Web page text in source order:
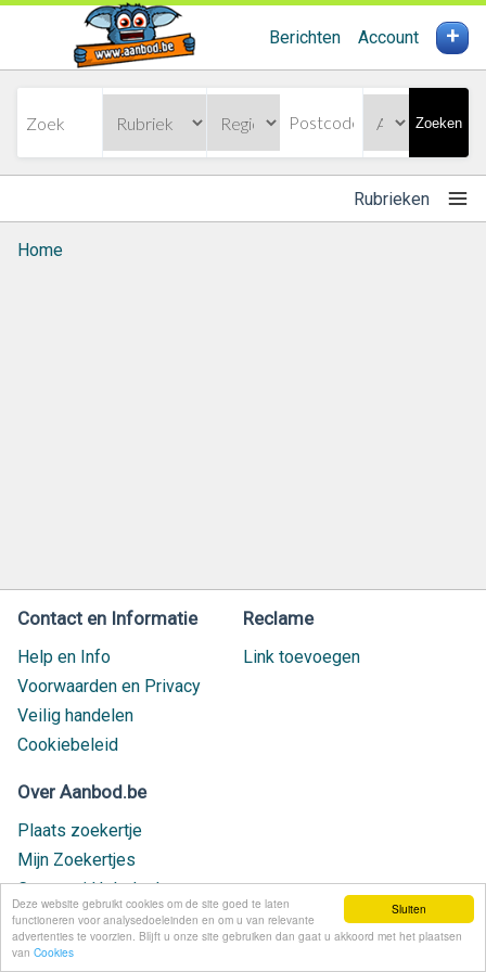
Sluiten
Deze website gebruikt cookies om de site goed te laten
functioneren voor analysedoeleinden en om u van relevante
advertenties te voorzien. Blijft u onze site gebruiken dan gaat u akkoord met het plaatsen
van Cookies
Berichten Account +
Zoeken
Rubrieken
Home
Contact en Informatie
Help en Info
Voorwaarden en Privacy
Veilig handelen
Cookiebeleid
Reclame
Link toevoegen
Over Aanbod.be
Plaats zoekertje
Mijn Zoekertjes
Contact / Helpdesk
Nieuw geplaatst